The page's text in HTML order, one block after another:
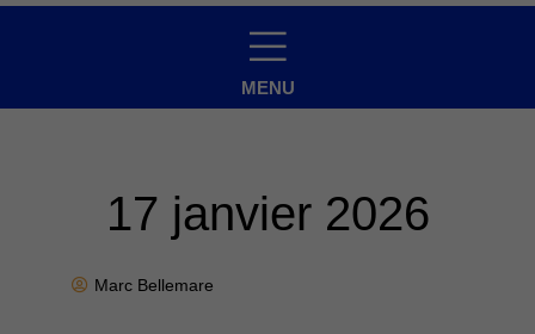
MENU
17 janvier 2026
Marc Bellemare